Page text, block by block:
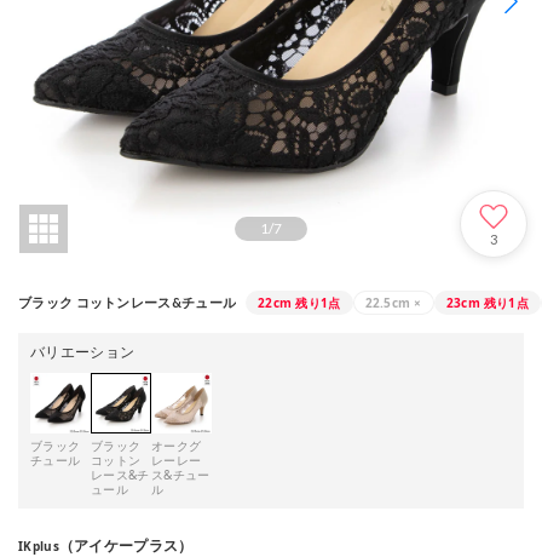
1/7
3
ブラック コットンレース&チュール 22cm 残り1点 22.5cm × 23cm 残り1点
バリエーション
ブラック
チュール
ブラック
コットン
レース&チ
ュール
オークグ
レーレー
ス&チュー
ル
IKplus（アイケープラス）